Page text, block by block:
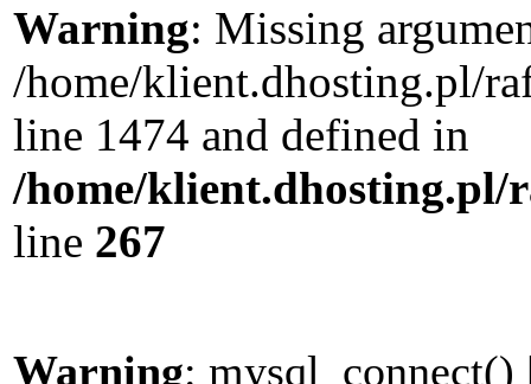
Warning: Missing
/home/klient.dhosting.pl/
line 1474 and defined in
/home/klient.dhosting.pl/
line 267
Warning: mysql_connect()